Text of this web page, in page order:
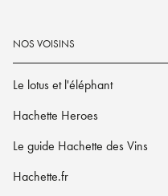
NOS VOISINS
Le lotus et l'éléphant
Hachette Heroes
Le guide Hachette des Vins
Hachette.fr